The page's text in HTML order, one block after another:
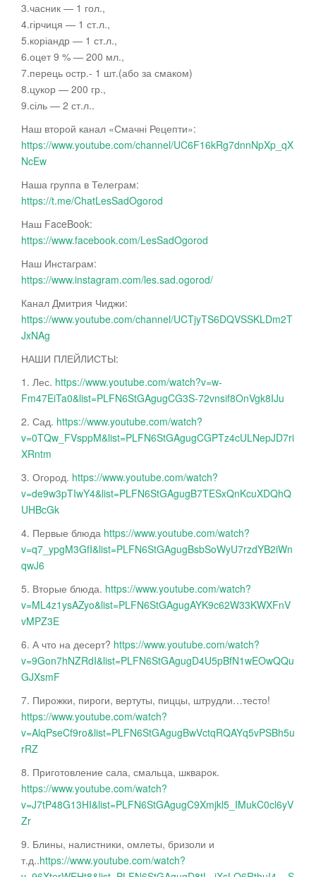
3.часник — 1 гол.,
4.гірчиця — 1 ст.л.,
5.коріандр — 1 ст.л.,
6.оцет 9 % — 200 мл.,
7.перець остр.- 1 шт.(або за смаком)
8.цукор — 200 гр.,
9.сіль — 2 ст.л..
Наш второй канал «Смачні Рецепти»:
https://www.youtube.com/channel/UC6F16kRg7dnnNpXp_qX
NcEw
Наша группа в Телеграм:
https://t.me/ChatLesSadOgorod
Наш FaceBook:
https://www.facebook.com/LesSadOgorod
Наш Инстаграм:
https://www.instagram.com/les.sad.ogorod/
Канал Дмитрия Чиджи:
https://www.youtube.com/channel/UCTjyTS6DQVSSKLDm2T
JxNAg
НАШИ ПЛЕЙЛИСТЫ:
1. Лес. https://www.youtube.com/watch?v=w-
Fm47EiTa0&list=PLFN6StGAgugCG3S-72vnsif8OnVgk8IJu
2. Сад. https://www.youtube.com/watch?
v=0TQw_FVsppM&list=PLFN6StGAgugCGPTz4cULNepJD7ri
XRntm
3. Огород. https://www.youtube.com/watch?
v=de9w3pTIwY4&list=PLFN6StGAgugB7TESxQnKcuXDQhQ
UHBcGk
4. Первые блюда https://www.youtube.com/watch?
v=q7_ypgM3GfI&list=PLFN6StGAgugBsbSoWyU7rzdYB2iWn
qwJ6
5. Вторые блюда. https://www.youtube.com/watch?
v=ML4z1ysAZyo&list=PLFN6StGAgugAYK9c62W33KWXFnV
vMPZ3E
6. А что на десерт? https://www.youtube.com/watch?
v=9Gon7hNZRdI&list=PLFN6StGAgugD4U5pBfN1wEOwQQu
GJXsmF
7. Пирожки, пироги, вертуты, пиццы, штрудли…тесто!
https://www.youtube.com/watch?
v=AlqPseCf9ro&list=PLFN6StGAgugBwVctqRQAYq5vPSBh5u
rRZ
8. Приготовление сала, смальца, шкварок.
https://www.youtube.com/watch?
v=J7tP48G13HI&list=PLFN6StGAgugC9Xmjkl5_IMukC0cl6yV
Zr
9. Блины, налистники, омлеты, бризоли и
т.д..https://www.youtube.com/watch?